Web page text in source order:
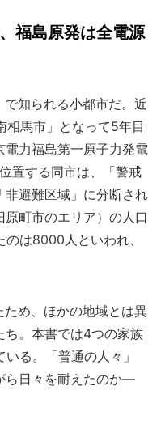
福島原発は全電源
知られる小都市だ。近
馬市」となって5年目
電力福島第一原子力発電
置する同市は、「警戒
非避難区域」に分断され
町市のエリア）の人口
は8000人といわれ、
め、ほかの地域とは異
ち。本書では4つの家族
る。「普通の人々」
ら日々を耐えたのか―